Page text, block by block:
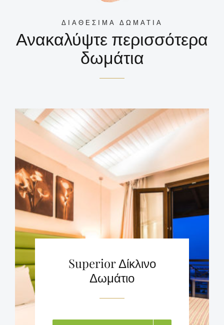
ΔΙΑΘΕΣΙΜΑ ΔΩΜΑΤΙΑ
Ανακαλύψτε περισσότερα
δωμάτια
Superior Δίκλινο
Δωμάτιο